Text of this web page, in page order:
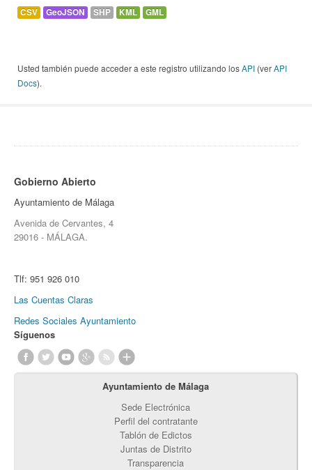
CSV GeoJSON SHP KML GML
Usted también puede acceder a este registro utilizando losAPI (verAPI
Docs).
Gobierno Abierto
Ayuntamiento de Málaga
Avenida de Cervantes, 4
29016 - MÁLAGA.
Tlf: 951 926 010
Las Cuentas Claras
Redes Sociales Ayuntamiento
Síguenos
Ayuntamiento de Málaga
Sede Electrónica
Perfil del contratante
Tablón de Edictos
Juntas de Distrito
Transparencia